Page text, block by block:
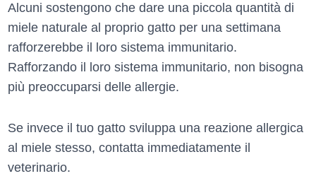
Alcuni sostengono che dare una piccola quantità di
miele naturale al proprio gatto per una settimana
rafforzerebbe il loro sistema immunitario.
Rafforzando il loro sistema immunitario, non bisogna
più preoccuparsi delle allergie.
Se invece il tuo gatto sviluppa una reazione allergica
al miele stesso, contatta immediatamente il
veterinario.